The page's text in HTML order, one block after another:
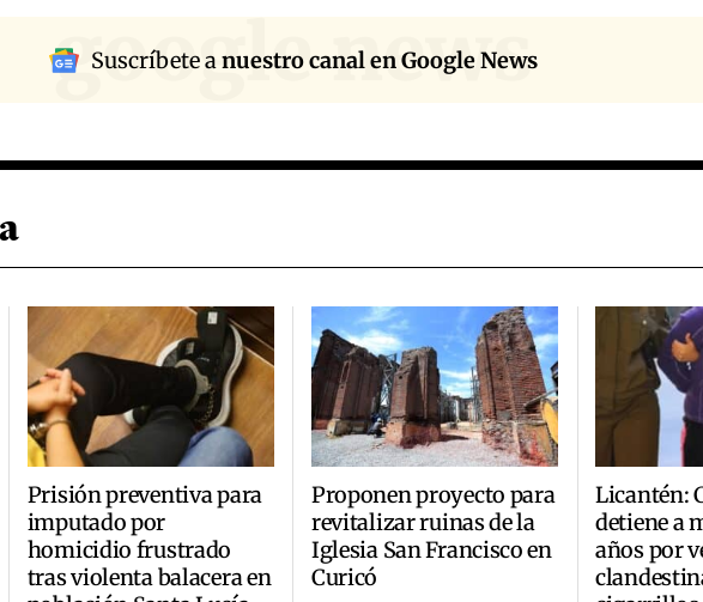
google news
Suscríbete anuestro canal en Google News
Prisión preventiva para
imputado por
homicidio frustrado
tras violenta balacera en
Proponen proyecto para
revitalizar ruinas de la
Iglesia San Francisco en
Curicó
Licantén:
detiene a
años por